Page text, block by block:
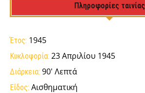
Πληροφορίες ταινίας
Έτος: 1945
Κυκλοφορία: 23 Απριλίου 1945
Διάρκεια: 90' Λεπτά
Είδος: Αισθηματική